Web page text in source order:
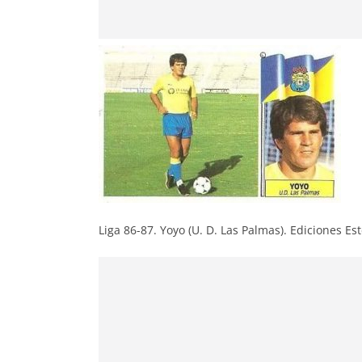
Liga 86-87. Yoyo (U. D. Las Palmas). Ediciones